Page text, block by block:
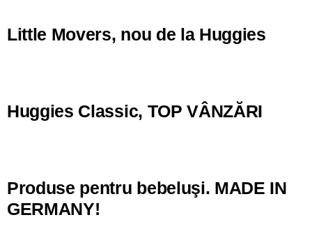
Little Movers, nou de la Huggies
Huggies Classic, TOP VÂNZĂRI
Produse pentru bebeluşi. MADE IN
GERMANY!